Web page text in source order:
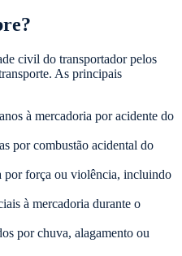
civil do transportador pelos
As principais
à mercadoria por acidente do
por combustão acidental do
por força ou violência, incluindo
à mercadoria durante o
por chuva, alagamento ou